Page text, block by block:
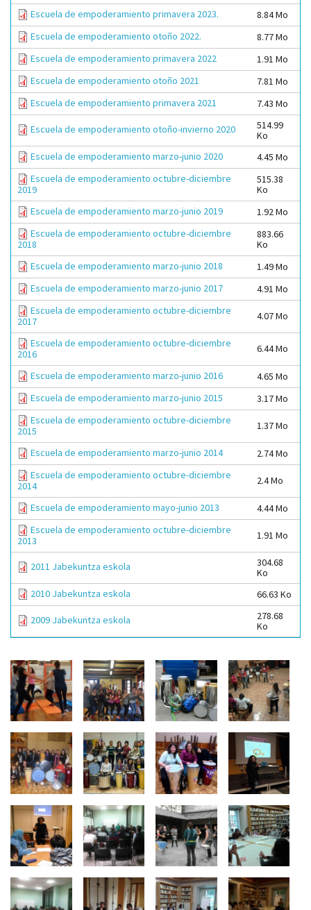
Escuela de empoderamiento primavera 2023.
8.84 Mo
Escuela de empoderamiento otoño 2022.
8.77 Mo
Escuela de empoderamiento primavera 2022
1.91 Mo
Escuela de empoderamiento otoño 2021
7.81 Mo
Escuela de empoderamiento primavera 2021
7.43 Mo
Escuela de empoderamiento otoño-invierno 2020
514.99
Ko
Escuela de empoderamiento marzo-junio 2020
4.45 Mo
Escuela de empoderamiento octubre-diciembre
2019
515.38
Ko
Escuela de empoderamiento marzo-junio 2019
1.92 Mo
Escuela de empoderamiento octubre-diciembre
2018
883.66
Ko
Escuela de empoderamiento marzo-junio 2018
1.49 Mo
Escuela de empoderamiento marzo-junio 2017
4.91 Mo
Escuela de empoderamiento octubre-diciembre
2017
4.07 Mo
Escuela de empoderamiento octubre-diciembre
2016
6.44 Mo
Escuela de empoderamiento marzo-junio 2016
4.65 Mo
Escuela de empoderamiento marzo-junio 2015
3.17 Mo
Escuela de empoderamiento octubre-diciembre
2015
1.37 Mo
Escuela de empoderamiento marzo-junio 2014
2.74 Mo
Escuela de empoderamiento octubre-diciembre
2014
2.4 Mo
Escuela de empoderamiento mayo-junio 2013
4.44 Mo
Escuela de empoderamiento octubre-diciembre
2013
1.91 Mo
2011 Jabekuntza eskola
304.68
Ko
2010 Jabekuntza eskola
66.63 Ko
2009 Jabekuntza eskola
278.68
Ko